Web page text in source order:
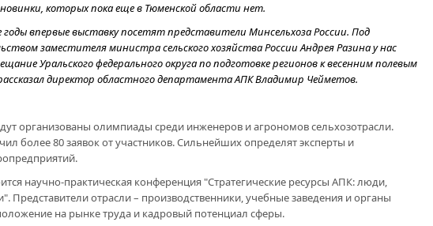
которых пока еще в Тюменской области нет.
годы впервые выставку посетят представители Минсельхоза России. Под
заместителя министра сельского хозяйства России Андрея Разина у нас
Уральского федерального округа по подготовке регионов к весенним полевым
директор областного департамента АПК Владимир Чейметов.
организованы олимпиады среди инженеров и агрономов сельхозотрасли.
более 80 заявок от участников. Сильнейших определят эксперты и
научно-практическая конференция "Стратегические ресурсы АПК: люди,
Представители отрасли – производственники, учебные заведения и органы
на рынке труда и кадровый потенциал сферы.